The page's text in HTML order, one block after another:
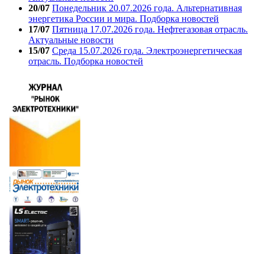
20/07 Понедельник 20.07.2026 года. Альтернативная
энергетика России и мира. Подборка новостей
17/07 Пятница 17.07.2026 года. Нефтегазовая отрасль.
Актуальные новости
15/07 Среда 15.07.2026 года. Электроэнергетическая
отрасль. Подборка новостей